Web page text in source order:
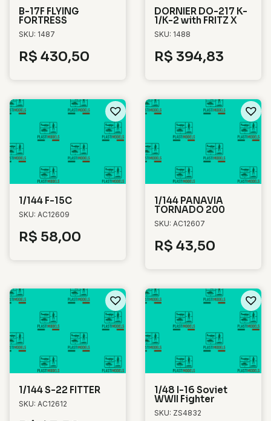
B-17F FLYING
FORTRESS
SKU: 1487
R$ 430,50
DORNIER DO-217 K-
1/K-2 with FRITZ X
SKU: 1488
R$ 394,83
1/144 F-15C
SKU: AC12609
R$ 58,00
1/144 PANAVIA
TORNADO 200
SKU: AC12607
R$ 43,50
1/144 S-22 FITTER
SKU: AC12612
1/48 I-16 Soviet
WWII Fighter
SKU: ZS4832